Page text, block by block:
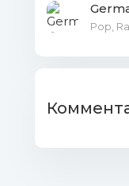
Pop,